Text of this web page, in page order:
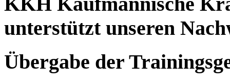
unterstützt unseren
Übergabe der